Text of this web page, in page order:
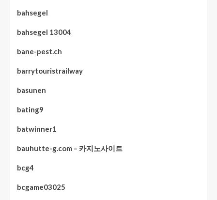
bahsegel
bahsegel 13004
bane-pest.ch
barrytouristrailway
basunen
bating9
batwinner1
bauhutte-g.com – 카지노사이트
bcg4
bcgame03025